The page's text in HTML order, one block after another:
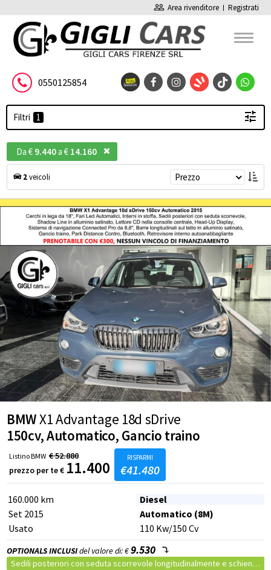
people_outline Area rivenditore Registrati
0550125854
Filtri
Da € 9.440a € 14.160
2veicoli Prezzo
BMWX1 Advantage 18d sDrive
150cv, Automatico, Gancio traino
prezzo per te€ 11.400
ListinoBMW €52.880 RISPARMI
€41.480
160.000 km
Diesel
Set 2015
Automatico (8M)
Usato
110 Kw/150 Cv
OPTIONALS INCLUSIdel valore di: €9.530
Sedili posteriori con seduta scorrevole longitudinalmente e schienali abbattibili elettricamente